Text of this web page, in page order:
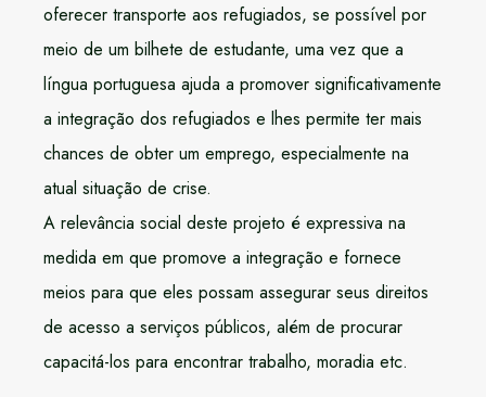
oferecer transporte aos refugiados, se possível por
meio de um bilhete de estudante, uma vez que a
língua portuguesa ajuda a promover significativamente
a integração dos refugiados e lhes permite ter mais
chances de obter um emprego, especialmente na
atual situação de crise.
A relevância social deste projeto é expressiva na
medida em que promove a integração e fornece
meios para que eles possam assegurar seus direitos
de acesso a serviços públicos, além de procurar
capacitá-los para encontrar trabalho, moradia etc.